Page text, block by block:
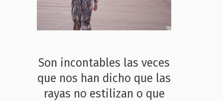
Son incontables las veces
que nos han dicho que las
rayas no estilizan o que